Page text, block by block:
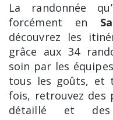
La randonnée
forcément en
découvrez les
grâce aux 34
soin par les
tous les goûts, et
fois, retrouvez des
détaillé et